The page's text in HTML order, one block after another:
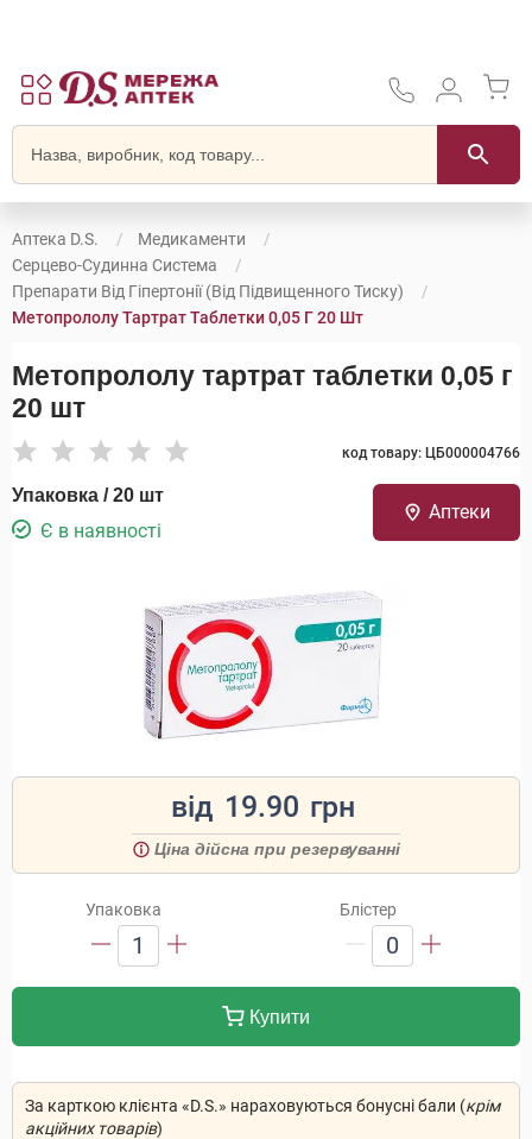
Аптека D.S.
Медикаменти
Серцево-Судинна Система
Препарати Від Гіпертонії (від Підвищенного Тиску)
Метопрололу Тартрат Таблетки 0,05 Г 20 Шт
Метопрололу тартрат таблетки 0,05 г
20 шт
код товару: ЦБ000004766
Упаковка / 20 шт
Є в наявності
Аптеки
від 19.90 грн
Ціна дійсна при резервуванні
Упаковка
1
Блістер
0
Купити
За карткою клієнта «D.S.» нараховуються бонусні бали (крім
акційних товарів)